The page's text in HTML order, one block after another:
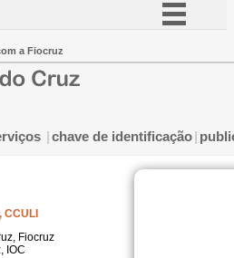
Comunica BR
Acesso à informação
a Fiocruz
chave de identificação
CCULI
Fiocruz
IOC